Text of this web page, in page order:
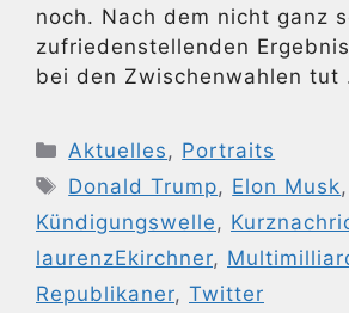
noch. Nach dem nicht ganz
zufriedenstellenden
bei den Zwischenwahlen tut
Kategorien
Aktuelles , Portraits
Schlagwörter
Donald Trump, Elon Musk,
Kündigungswelle ,
laurenzEkirchner,
Republikaner, Twitter